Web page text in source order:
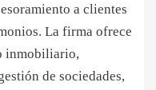
a clientes
La firma ofrece
inmobiliario,
de sociedades,